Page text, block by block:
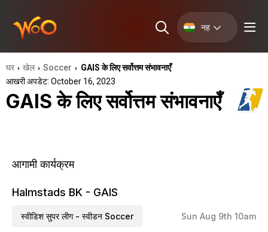
नह
घर › खेल › Soccer › GAIS के लिए सर्वोत्तम संभावनाएँ
आखरी अपडेट: October 16, 2023
GAIS के लिए सर्वोत्तम संभावनाएँ
आगामी कार्यक्रम
Halmstads BK - GAIS
स्वीडिश सुपर लीग - स्वीडन Soccer Sun Aug 9th 10am